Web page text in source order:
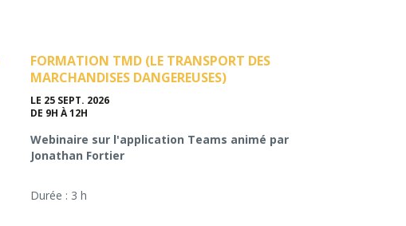
FORMATION TMD (LE TRANSPORT DES
MARCHANDISES DANGEREUSES)
LE 25 SEPT. 2026
DE 9H À 12H
Webinaire sur l'application Teams animé par
Jonathan Fortier
Durée : 3 h